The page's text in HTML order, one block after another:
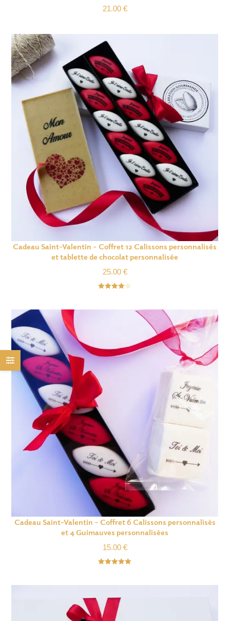
21.00 €
Cadeau Saint-Valentin – Coffret 12 Calissons personnalisés
et tablette de chocolat personnalisée
25.00 €
Cadeau Saint-Valentin – Coffret 6 Calissons personnalisés
et 4 Guimauves personnalisées
15.00 €